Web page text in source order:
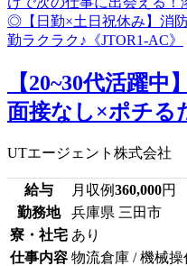
【20~30代活躍中
面接なし×ポチる
UTエージェント株式会社
給与 月収例360,000円
勤務地
兵庫県 三田市
寮・社宅 あり
仕事内容 物流倉庫 / 機械